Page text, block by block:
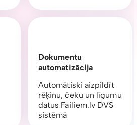
Dokumentu
automatizācija
Automātiski aizpildīt
rēķinu, čeku un līgumu
datus Failiem.lv DVS
sistēmā